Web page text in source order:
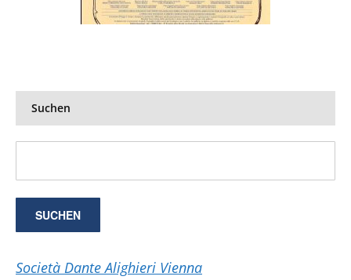
Suchen
Società Dante Alighieri Vienna